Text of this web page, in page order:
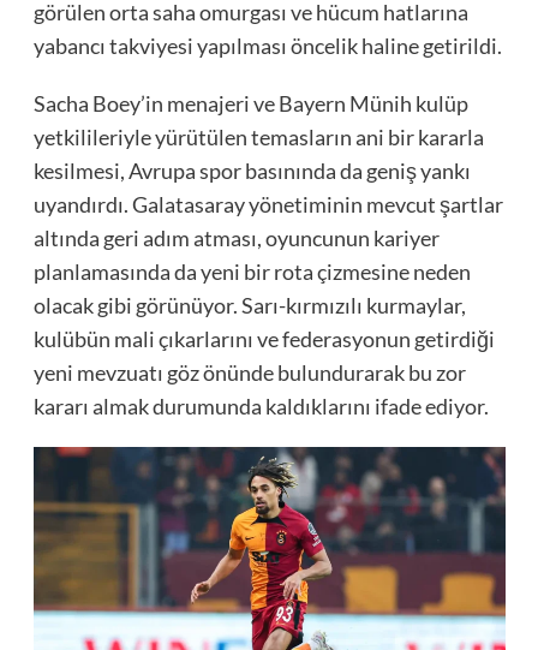
görülen orta saha omurgası ve hücum hatlarına
yabancı takviyesi yapılması öncelik haline getirildi.
Sacha Boey’in menajeri ve Bayern Münih kulüp
yetkilileriyle yürütülen temasların ani bir kararla
kesilmesi, Avrupa spor basınında da geniş yankı
uyandırdı. Galatasaray yönetiminin mevcut şartlar
altında geri adım atması, oyuncunun kariyer
planlamasında da yeni bir rota çizmesine neden
olacak gibi görünüyor. Sarı-kırmızılı kurmaylar,
kulübün mali çıkarlarını ve federasyonun getirdiği
yeni mevzuatı göz önünde bulundurarak bu zor
kararı almak durumunda kaldıklarını ifade ediyor.